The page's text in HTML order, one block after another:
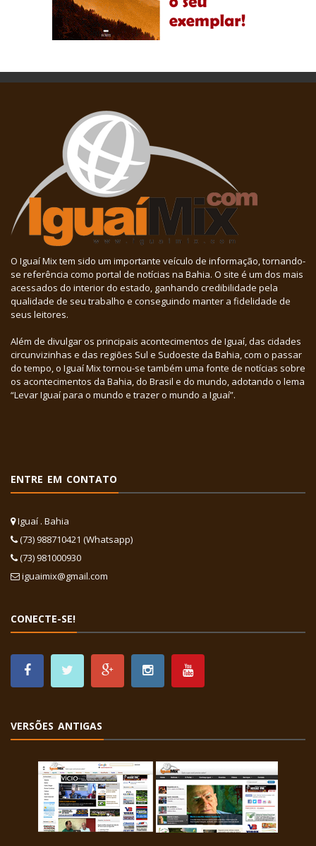
O Iguaí Mix tem sido um importante veículo de informação, tornando-
se referência como portal de notícias na Bahia. O site é um dos mais
acessados do interior do estado, ganhando credibilidade pela
qualidade de seu trabalho e conseguindo manter a fidelidade de
seus leitores.
Além de divulgar os principais acontecimentos de Iguaí, das cidades
circunvizinhas e das regiões Sul e Sudoeste da Bahia, com o passar
do tempo, o Iguaí Mix tornou-se também uma fonte de notícias sobre
os acontecimentos da Bahia, do Brasil e do mundo, adotando o lema
“Levar Iguaí para o mundo e trazer o mundo a Iguaí”.
ENTRE EM CONTATO
Iguaí . Bahia
(73) 988710421 (Whatsapp)
(73) 981000930
iguaimix@gmail.com
CONECTE-SE!
VERSÕES ANTIGAS